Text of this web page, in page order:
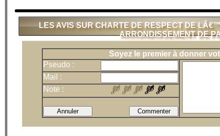
LES AVIS SUR CHARTE DE RESPECT DE
ARRONDISSEMENT DE
Soyez le premier à donner
Pseudo :
Mail :
Note :